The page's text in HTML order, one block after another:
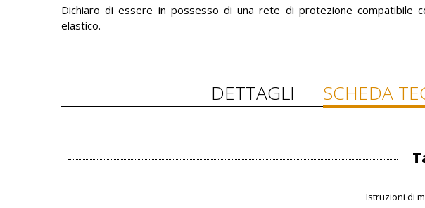
Dichiaro di essere in possesso di una rete di protezione compatibile
elastico.
DETTAGLI SCHEDA
Istruzioni di